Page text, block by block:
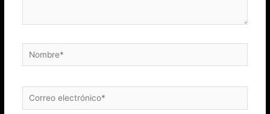
Nombre*
Correo
electrónico*